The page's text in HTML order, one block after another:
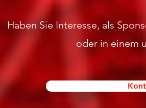
Haben Sie Interesse, als
oder in einem